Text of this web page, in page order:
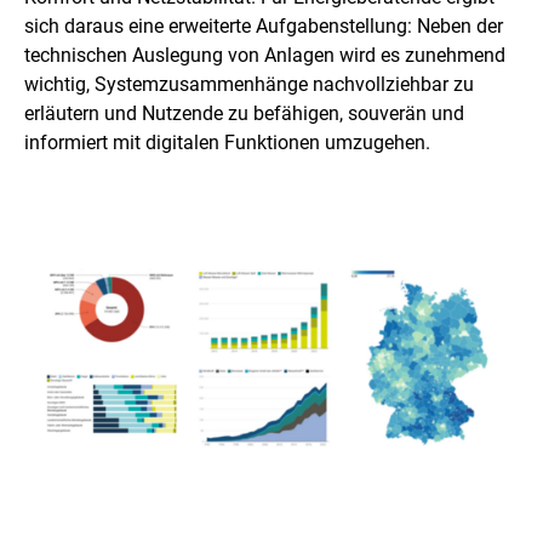
sich daraus eine erweiterte Aufgabenstellung: Neben der
technischen Auslegung von Anlagen wird es zunehmend
wichtig, Systemzusammenhänge nachvollziehbar zu
erläutern und Nutzende zu befähigen, souverän und
informiert mit digitalen Funktionen umzugehen.